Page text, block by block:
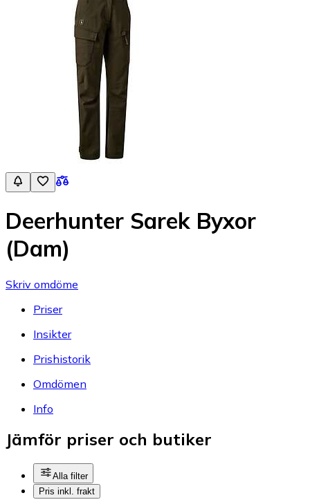
Deerhunter Sarek Byxor
(Dam)
Skriv omdöme
Priser
Insikter
Prishistorik
Omdömen
Info
Jämför priser och butiker
Alla filter
Pris inkl. frakt